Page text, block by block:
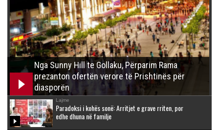
Nga Sunny Hill te Gollaku, Përparim Rama
prezanton ofertën verore të Prishtinës për
diasporën
Lajme
Paradoksi i kohës sonë: Arritjet e grave rriten, por
edhe dhuna në familje